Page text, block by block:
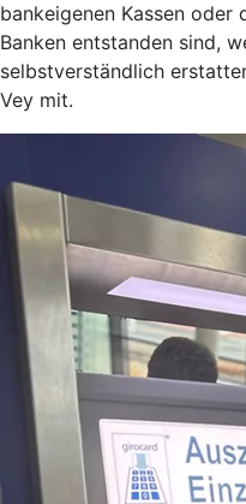
bankeigenen Kassen oder
Banken entstanden sind,
selbstverständlich
Vey mit.